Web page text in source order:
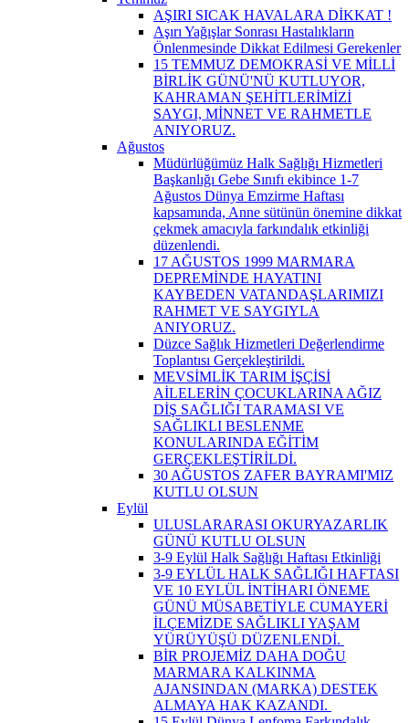
AŞIRI SICAK HAVALARA DİKKAT !
Aşırı Yağışlar Sonrası Hastalıkların
Önlenmesinde Dikkat Edilmesi Gerekenler
15 TEMMUZ DEMOKRASİ VE MİLLİ
BİRLİK GÜNÜ'NÜ KUTLUYOR,
KAHRAMAN ŞEHİTLERİMİZİ
SAYGI, MİNNET VE RAHMETLE
ANIYORUZ.
Ağustos
Müdürlüğümüz Halk Sağlığı Hizmetleri
Başkanlığı Gebe Sınıfı ekibince 1-7
Ağustos Dünya Emzirme Haftası
kapsamında, Anne sütünün önemine dikkat
çekmek amacıyla farkındalık etkinliği
düzenlendi.
17 AĞUSTOS 1999 MARMARA
DEPREMİNDE HAYATINI
KAYBEDEN VATANDAŞLARIMIZI
RAHMET VE SAYGIYLA
ANIYORUZ.
Düzce Sağlık Hizmetleri Değerlendirme
Toplantısı Gerçekleştirildi.
MEVSİMLİK TARIM İŞÇİSİ
AİLELERİN ÇOCUKLARINA AĞIZ
DİŞ SAĞLIĞI TARAMASI VE
SAĞLIKLI BESLENME
KONULARINDA EĞİTİM
GERÇEKLEŞTİRİLDİ.
30 AĞUSTOS ZAFER BAYRAMI'MIZ
KUTLU OLSUN
Eylül
ULUSLARARASI OKURYAZARLIK
GÜNÜ KUTLU OLSUN
3-9 Eylül Halk Sağlığı Haftası Etkinliği
3-9 EYLÜL HALK SAĞLIĞI HAFTASI
VE 10 EYLÜL İNTİHARI ÖNEME
GÜNÜ MÜSABETİYLE CUMAYERİ
İLÇEMİZDE SAĞLIKLI YAŞAM
YÜRÜYÜŞÜ DÜZENLENDİ. ​
BİR PROJEMİZ DAHA DOĞU
MARMARA KALKINMA
AJANSINDAN (MARKA) DESTEK
ALMAYA HAK KAZANDI. ​